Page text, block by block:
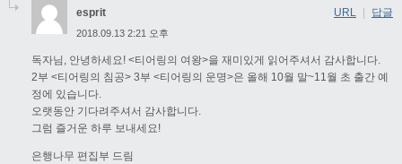
esprit
2018.09.13 2:21 오후
독자님, 안녕하세요! <티어링의 여왕>을 재미있게 읽어주셔서 감사합니다.
2부 <티어링의 침공> 3부 <티어링의 운명>은 올해 10월 말~11월 초 출간 예
정에 있습니다.
오랫동안 기다려주셔서 감사합니다.
그럼 즐거운 하루 보내세요!
은행나무 편집부 드림
URL 답글